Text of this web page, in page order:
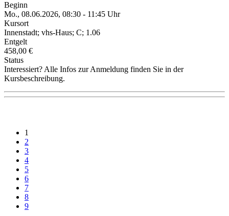
Beginn
Mo., 08.06.2026, 08:30 - 11:45 Uhr
Kursort
Innenstadt; vhs-Haus; C; 1.06
Entgelt
458,00 €
Status
Interessiert? Alle Infos zur Anmeldung finden Sie in der
Kursbeschreibung.
1
2
3
4
5
6
7
8
9